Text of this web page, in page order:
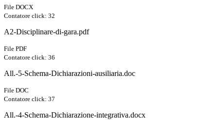
File DOCX
Contatore click: 32
A2-Disciplinare-di-gara.pdf
File PDF
Contatore click: 36
All.-5-Schema-Dichiarazioni-ausiliaria.doc
File DOC
Contatore click: 37
All.-4-Schema-Dichiarazione-integrativa.docx